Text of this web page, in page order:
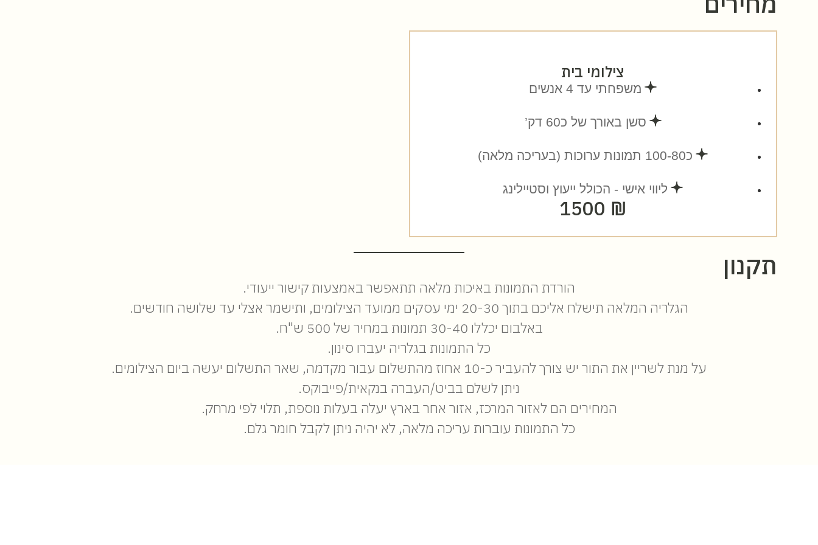
צילומי בית
משפחתי עד 4 אנשים
סשן באורך של כ60 דק’
כ100-80 תמונות ערוכות (בעריכה מלאה)
ליווי אישי - הכולל ייעוץ וסטיילינג
₪ 1500
תקנון
הורדת התמונות באיכות מלאה תתאפשר באמצעות קישור ייעודי.
הגלריה המלאה תישלח אליכם בתוך 20-30 ימי עסקים ממועד הצילומים, ותישמר אצלי עד שלושה חודשים.
באלבום יכללו 30-40 תמונות במחיר של 500 ש"ח.
כל התמונות בגלריה יעברו סינון.
על מנת לשריין את התור יש צורך להעביר כ-10 אחוז מהתשלום עבור מקדמה, שאר התשלום יעשה ביום הצילומים.
ניתן לשלם בביט/העברה בנקאית/פייבוקס.
המחירים הם לאזור המרכז, אזור אחר בארץ יעלה בעלות נוספת, תלוי לפי מרחק.
כל התמונות עוברות עריכה מלאה, לא יהיה ניתן לקבל חומר גלם.